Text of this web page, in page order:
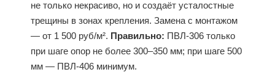
не только некрасиво, но и создаёт усталостные
трещины в зонах крепления. Замена с монтажом
— от 1 500 руб/м². Правильно: ПВЛ-306 только
при шаге опор не более 300–350 мм; при шаге 500
мм — ПВЛ-406 минимум.